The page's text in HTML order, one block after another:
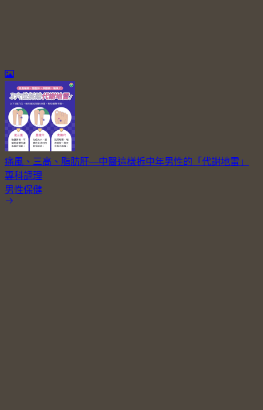
痛風、三高、脂肪肝—中醫這樣拆中年男性的「代謝地雷」
專科調理
男性保健